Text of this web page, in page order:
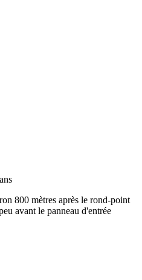
800 mètres après le rond-point
avant le panneau d'entrée